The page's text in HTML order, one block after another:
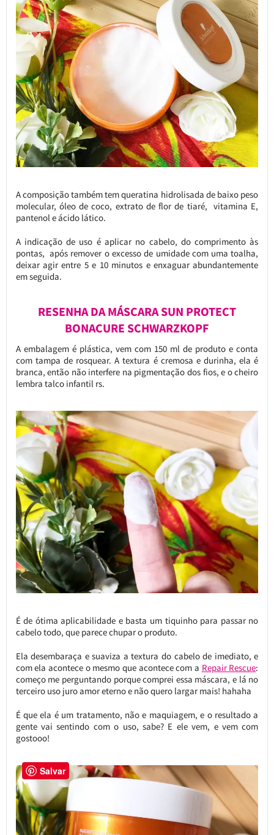
A composição também tem queratina hidrolisada de baixo peso
molecular, óleo de coco, extrato de flor de tiaré, vitamina E,
pantenol e ácido lático.
A indicação de uso é aplicar no cabelo, do comprimento às
pontas, após remover o excesso de umidade com uma toalha,
deixar agir entre 5 e 10 minutos e enxaguar abundantemente
em seguida.
RESENHA DA MÁSCARA SUN PROTECT
BONACURE SCHWARZKOPF
A embalagem é plástica, vem com 150 ml de produto e conta
com tampa de rosquear. A textura é cremosa e durinha, ela é
branca, então não interfere na pigmentação dos fios, e o cheiro
lembra talco infantil rs.
É de ótima aplicabilidade e basta um tiquinho para passar no
cabelo todo, que parece chupar o produto.
Ela desembaraça e suaviza a textura do cabelo de imediato, e
com ela acontece o mesmo que acontece com a Repair Rescue:
começo me perguntando porque comprei essa máscara, e lá no
terceiro uso juro amor eterno e não quero largar mais! hahaha
É que ela é um tratamento, não e maquiagem, e o resultado a
gente vai sentindo com o uso, sabe? E ele vem, e vem com
gostooo!
Salvar